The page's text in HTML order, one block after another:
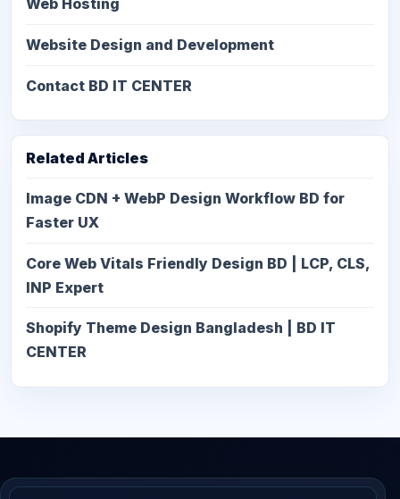
Web Hosting
Website Design and Development
Contact BD IT CENTER
Related Articles
Image CDN + WebP Design Workflow BD for
Faster UX
Core Web Vitals Friendly Design BD | LCP, CLS,
INP Expert
Shopify Theme Design Bangladesh | BD IT
CENTER